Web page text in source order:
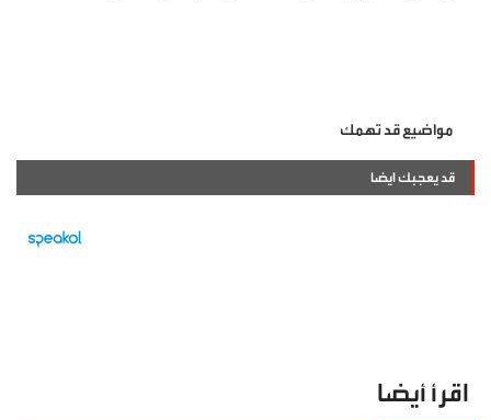
مواضيع قد تهمك
قد يعجبك ايضا
اقرأ أيضا